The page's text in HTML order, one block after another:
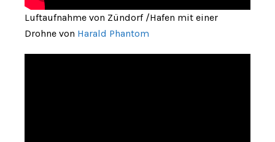
Luftaufnahme von Zündorf /Hafen mit einer
Drohne von Harald Phantom